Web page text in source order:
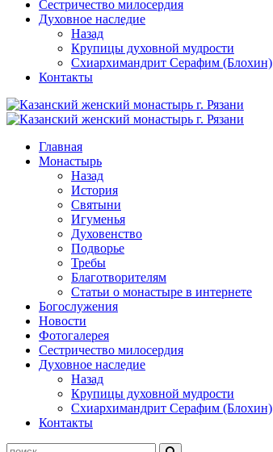
Сестричество милосердия
Духовное наследие
Назад
Крупицы духовной мудрости
Схиархимандрит Серафим (Блохин)
Контакты
Главная
Монастырь
Назад
История
Святыни
Игуменья
Духовенство
Подворье
Требы
Благотворителям
Статьи о монастыре в интернете
Богослужения
Новости
Фотогалерея
Сестричество милосердия
Духовное наследие
Назад
Крупицы духовной мудрости
Схиархимандрит Серафим (Блохин)
Контакты